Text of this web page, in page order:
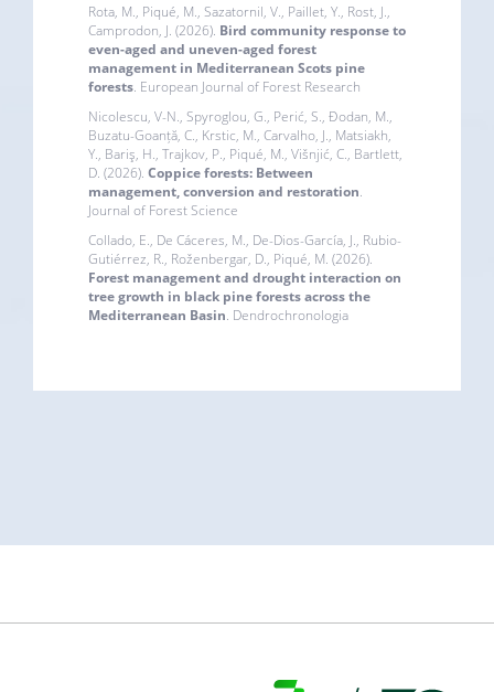
Rota, M., Piqué, M., Sazatornil, V., Paillet, Y., Rost, J.,
Camprodon, J. (2026). Bird community response to
even-aged and uneven-aged forest
management in Mediterranean Scots pine
forests. European Journal of Forest Research
Nicolescu, V-N., Spyroglou, G., Perić, S., Đodan, M.,
Buzatu-Goanță, C., Krstic, M., Carvalho, J., Matsiakh,
Y., Bariş, H., Trajkov, P., Piqué, M., Višnjić, C., Bartlett,
D. (2026). Coppice forests: Between
management, conversion and restoration.
Journal of Forest Science
Collado, E., De Cáceres, M., De-Dios-García, J., Rubio-
Gutiérrez, R., Roženbergar, D., Piqué, M. (2026).
Forest management and drought interaction on
tree growth in black pine forests across the
Mediterranean Basin. Dendrochronologia